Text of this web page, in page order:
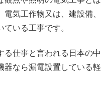
気工作物又は、建設備、
いる工事です。
る仕事と言われる日本の中
器なら漏電設置している軽